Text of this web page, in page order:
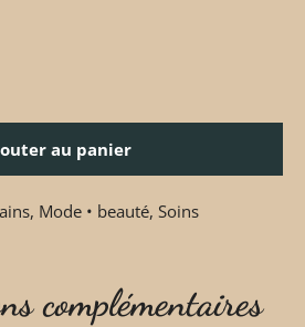
au panier
, Mode • beauté, Soins
complémentaires